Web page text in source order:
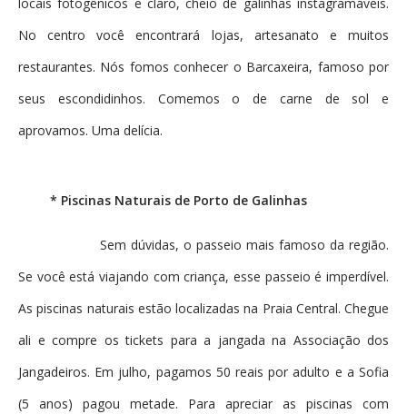
No centro você encontrará lojas, artesanato e muitos
restaurantes. Nós fomos conhecer o Barcaxeira, famoso por
seus escondidinhos. Comemos o de carne de sol e
aprovamos. Uma delícia.
* Piscinas Naturais de Porto de Galinhas
Sem dúvidas, o passeio mais famoso da região.
Se você está viajando com criança, esse passeio é imperdível.
As piscinas naturais estão localizadas na Praia Central. Chegue
ali e compre os tickets para a jangada na Associação dos
Jangadeiros. Em julho, pagamos 50 reais por adulto e a Sofia
(5 anos) pagou metade. Para apreciar as piscinas com